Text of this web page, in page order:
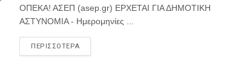
ΟΠΕΚΑ! ΑΣΕΠ (asep.gr) ΕΡΧΕΤΑΙ ΓΙΑ ΔΗΜΟΤΙΚΗ
ΑΣΤΥΝΟΜΙΑ - Ημερομηνίες ...
ΠΕΡΙΣΣΟΤΕΡΑ